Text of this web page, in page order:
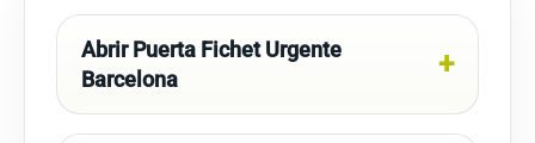
Abrir Puerta Fichet Urgente
Barcelona